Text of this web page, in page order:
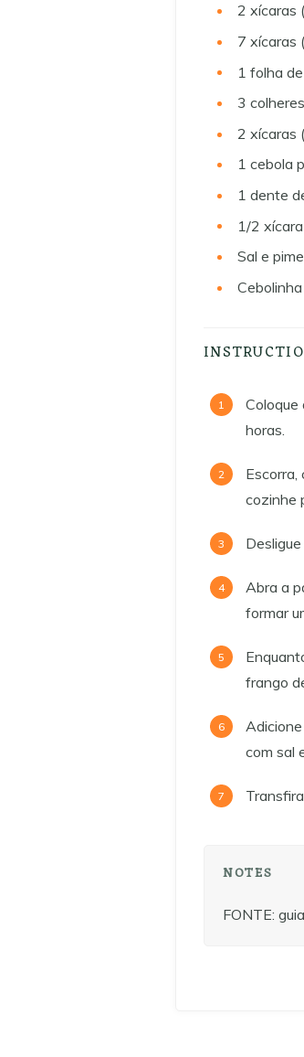
2 xícaras
7 xícaras
1 folha
3
2 xícaras
1 cebola
1 dente
1/2
Sal e
Coloque
horas.
Escorra,
cozinhe
Abra a
formar
frango
com sal
NOTES
FONTE: